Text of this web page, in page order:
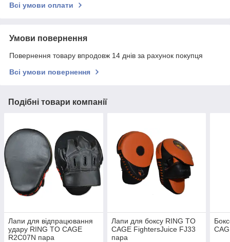
Всі умови оплати
Умови повернення
Повернення товару впродовж 14 днів за рахунок покупця
Всі умови повернення
Подібні товари компанії
Лапи для відпрацювання
удару RING TO CAGE
R2C07N пара
Лапи для боксу RING TO
CAGE FightersJuice FJ33
пара